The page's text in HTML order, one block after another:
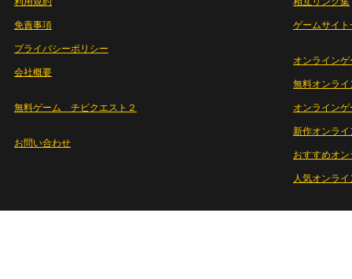
免責事項
プライバシーポリシー
会社概要
無料ゲーム チビクエスト２
お問い合わせ
ゲームサイト
オンラインゲ
無料オンライ
オンライン
新作オンライ
おすすめオ
人気オンラ